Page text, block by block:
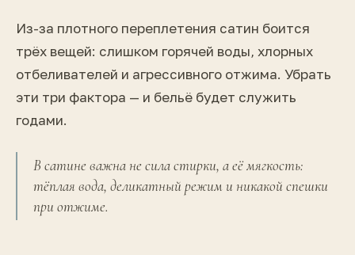
Из-за плотного переплетения сатин боится
трёх вещей: слишком горячей воды, хлорных
отбеливателей и агрессивного отжима. Убрать
эти три фактора — и бельё будет служить
годами.
В сатине важна не сила стирки, а её мягкость:
тёплая вода, деликатный режим и никакой спешки
при отжиме.